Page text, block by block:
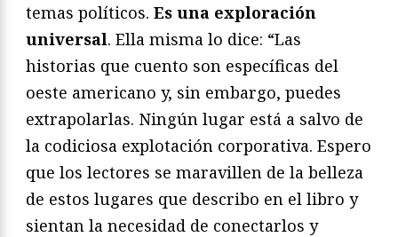
temas políticos. Es una exploración
universal. Ella misma lo dice: “Las
historias que cuento son específicas del
oeste americano y, sin embargo, puedes
extrapolarlas. Ningún lugar está a salvo de
la codiciosa explotación corporativa. Espero
que los lectores se maravillen de la belleza
de estos lugares que describo en el libro y
sientan la necesidad de conectarlos y